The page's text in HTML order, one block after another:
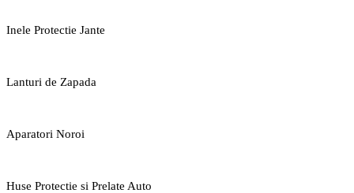
Inele Protectie Jante
Lanturi de Zapada
Aparatori Noroi
Huse Protectie si Prelate Auto